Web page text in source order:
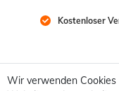
Kostenloser
Wir verwenden Cookies